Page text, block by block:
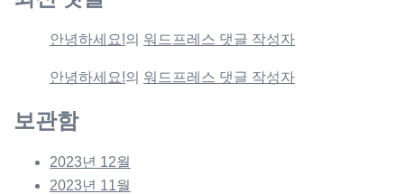
안녕하세요!의 워드프레스 댓글 작성자
안녕하세요!의 워드프레스 댓글 작성자
보관함
2023년 12월
2023년 11월